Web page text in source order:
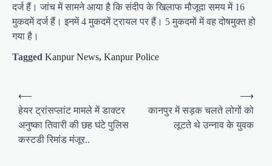
दर्ज हैं। जांच में सामने आया है कि संदीप के खिलाफ मौजूदा समय में 16
मुकदमें दर्ज हैं। इनमें 4 मुकदमें ट्रायल पर हैं। 5 मुकदमों में वह दोषमुक्त हो
गया है।
Tagged Kanpur News, Kanpur Police
o
⟵
हेयर ट्रांसप्लांट मामले में डाक्टर
अनुष्का तिवारी की छह घंटे पुलिस
कस्टडी रिमांड मंजूर..
कानपुर में सड़क चलते लोगों को
लूटते थे उन्नाव के युवक
⟶